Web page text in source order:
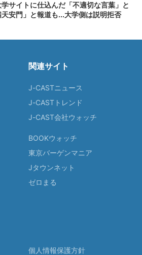
サイトに仕込んだ「不適切な言葉」と
安門」と報道も...大学側は説明拒否
関連サイト
J-CASTニュース
J-CASTトレンド
J-CAST会社ウォッチ
BOOKウォッチ
東京バーゲンマニア
Jタウンネット
ゼロまる
個人情報保護方針